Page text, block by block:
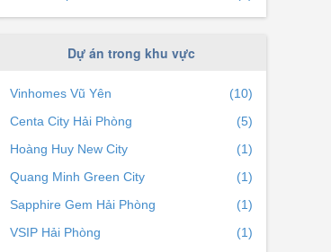
Dự án trong khu vực
Vinhomes Vũ Yên
(10)
Centa City Hải Phòng
(5)
Hoàng Huy New City
(1)
Quang Minh Green City
(1)
Sapphire Gem Hải Phòng
(1)
VSIP Hải Phòng
(1)